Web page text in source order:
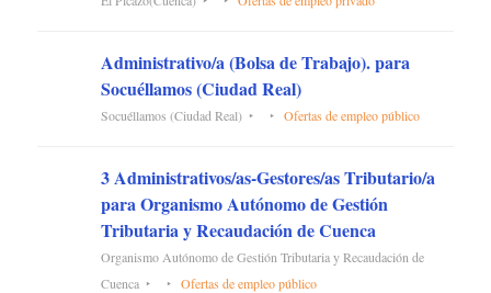
Administrativo/a (Bolsa de Trabajo). para
Socuéllamos (Ciudad Real)
Socuéllamos (Ciudad Real) Ofertas de empleo público
3 Administrativos/as-Gestores/as Tributario/a
para Organismo Autónomo de Gestión
Tributaria y Recaudación de Cuenca
Organismo Autónomo de Gestión Tributaria y Recaudación de
Cuenca
Ofertas de empleo público